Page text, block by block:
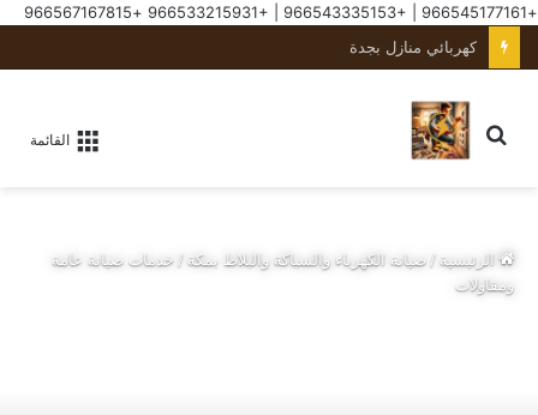
+966545177161
+966543335153
+966533215931
+966567167815
كهربائي منازل بجدة
القائمة
الرئيسية/صيانة الكهرباء والسباكة والبلاط بمكة/ خدمات صيانة عامة
ومقاولات